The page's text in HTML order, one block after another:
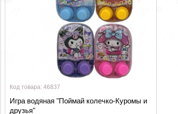
Код товара: 46837
Игра водяная "Поймай колечко-Куромы и
друзья"